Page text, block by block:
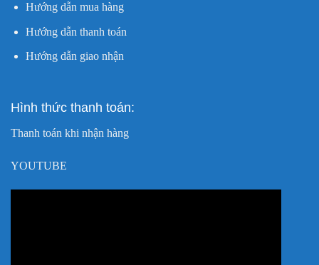
Hướng dẫn mua hàng
Hướng dẫn thanh toán
Hướng dẫn giao nhận
Hình thức thanh toán:
Thanh toán khi nhận hàng
YOUTUBE